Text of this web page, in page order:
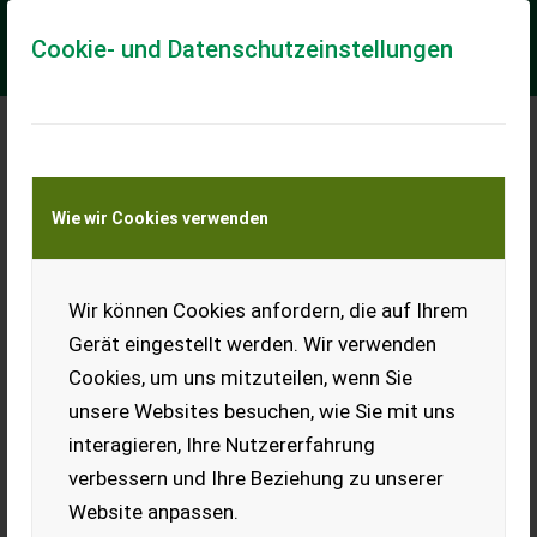
Cookie- und Datenschutzeinstellungen
Wie wir Cookies verwenden
Wir können Cookies anfordern, die auf Ihrem
Gerät eingestellt werden. Wir verwenden
Cookies, um uns mitzuteilen, wenn Sie
unsere Websites besuchen, wie Sie mit uns
interagieren, Ihre Nutzererfahrung
verbessern und Ihre Beziehung zu unserer
Website anpassen.
Meine Transportkostenanfrage
Transport von Land- und Baumaschinen –
KEINE Tiertransporte
Vogel & Noot
Kreiselgrubber
Anterra Grip
V&N Kreiselgrubber Anterra
Grip 3 m, Bj. 2013,
Schnellwechsel-
Hartmetallzinken,
Gummikeilringwalze,
Gelenkwelle mit Nockenabschaltungskupplung, V&N